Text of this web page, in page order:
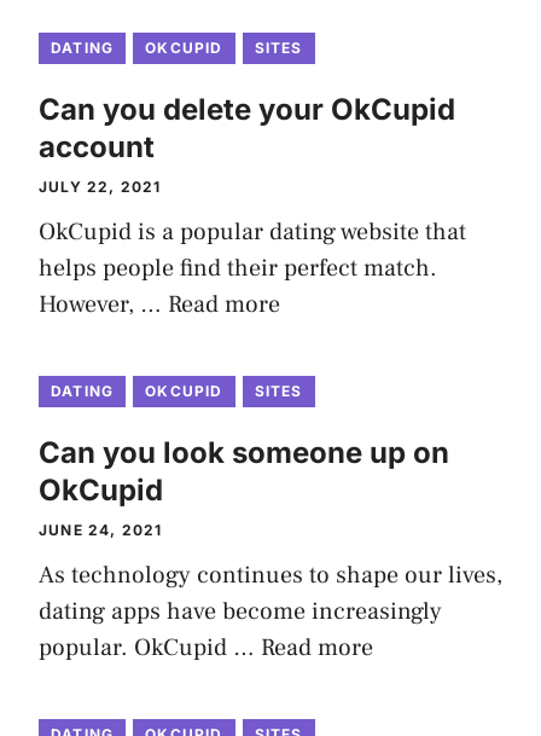
DATING OKCUPID SITES
Can you delete your OkCupid
account
JULY 22, 2021
OkCupid is a popular dating website that
helps people find their perfect match.
However, … Read more
DATING OKCUPID SITES
Can you look someone up on
OkCupid
JUNE 24, 2021
As technology continues to shape our lives,
dating apps have become increasingly
popular. OkCupid … Read more